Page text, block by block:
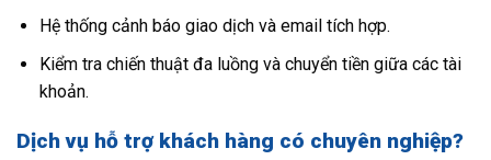
Hệ thống cảnh báo giao dịch và email tích hợp.
Kiểm tra chiến thuật đa luồng và chuyển tiền giữa các tài
khoản.
Dịch vụ hỗ trợ khách hàng có chuyên nghiệp?